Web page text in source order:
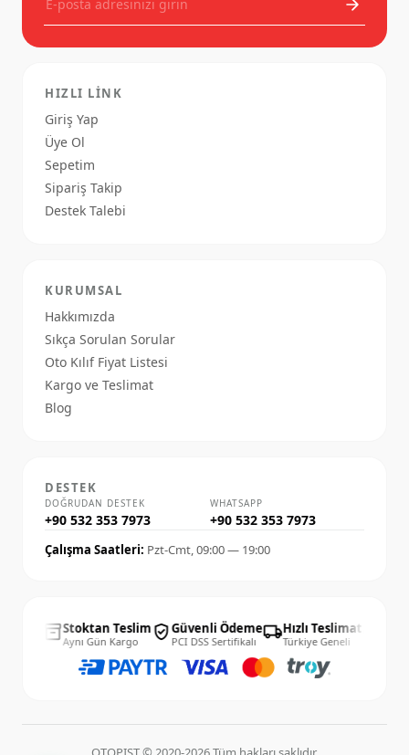
HIZLI LINK
Giriş Yap
Üye Ol
Sepetim
Sipariş Takip
Destek Talebi
KURUMSAL
Hakkımızda
Sıkça Sorulan Sorular
Oto Kılıf Fiyat Listesi
Kargo ve Teslimat
Blog
DESTEK
DOĞRUDAN DESTEK
+90 532 353 7973
WHATSAPP
+90 532 353 7973
Çalışma Saatleri: Pzt-Cmt, 09:00 — 19:00
inventory_2Stoktan Teslim
Aynı Gün Kargo verified_userGüvenli Ödeme
PCI DSS Sertifikalı local_shippingHızlı Teslimat
Türkiye Geneli published_with_changes